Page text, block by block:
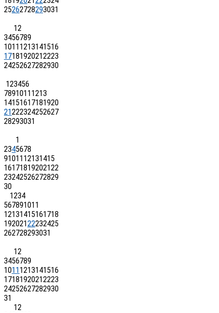
25262728293031
12
3456789
1011 1213141516
17181920212223
24252627282930
123456
7891011 1213
14151617181920
21222324252627
28293031
1
2345678
91011 12131415
16171819202122
23242526272829
30
1234
567891011
12131415161718
19202122232425
262728293031
12
3456789
1011 1213141516
17181920212223
24252627282930
31
12